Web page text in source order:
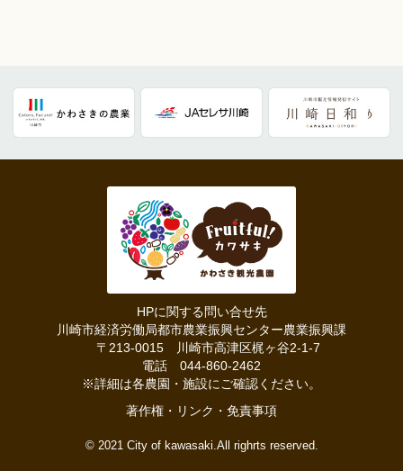
HPに関する問い合せ先
川崎市経済労働局都市農業振興センター農業振興課
〒213-0015 川崎市高津区梶ヶ谷2-1-7
電話 044-860-2462
※詳細は各農園・施設にご確認ください。
著作権・リンク・免責事項
© 2021 City of kawasaki.All righrts reserved.